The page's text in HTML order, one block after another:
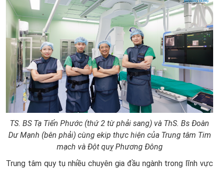
TS. BS Tạ Tiến Phước (thứ 2 từ phải sang) và ThS. Bs Đoàn
Dư Mạnh (bên phải) cùng ekip thực hiện của Trung tâm Tim
mạch và Đột quỵ Phương Đông
Trung tâm quy tụ nhiều chuyên gia đầu ngành trong lĩnh vực